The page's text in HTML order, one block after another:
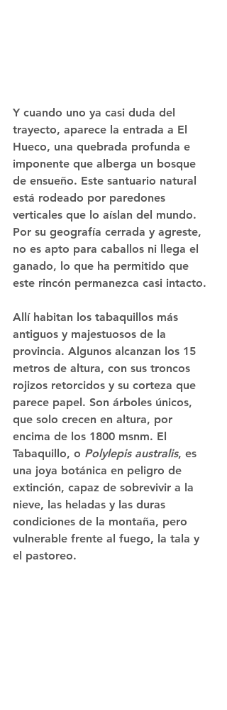
Y cuando uno ya casi duda del
trayecto, aparece la entrada a El
Hueco, una quebrada profunda e
imponente que alberga un bosque
de ensueño. Este santuario natural
está rodeado por paredones
verticales que lo aíslan del mundo.
Por su geografía cerrada y agreste,
no es apto para caballos ni llega el
ganado, lo que ha permitido que
este rincón permanezca casi intacto.
Allí habitan los tabaquillos más
antiguos y majestuosos de la
provincia. Algunos alcanzan los 15
metros de altura, con sus troncos
rojizos retorcidos y su corteza que
parece papel. Son árboles únicos,
que solo crecen en altura, por
encima de los 1800 msnm. El
Tabaquillo, o Polylepis australis, es
una joya botánica en peligro de
extinción, capaz de sobrevivir a la
nieve, las heladas y las duras
condiciones de la montaña, pero
vulnerable frente al fuego, la tala y
el pastoreo.